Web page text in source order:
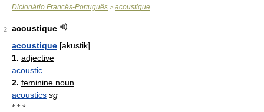
Dicionário Francês-Português > acoustique
2
acoustique
acoustique [akustik]
1. adjective
acoustic
2. feminine noun
acoustics sg
* * *